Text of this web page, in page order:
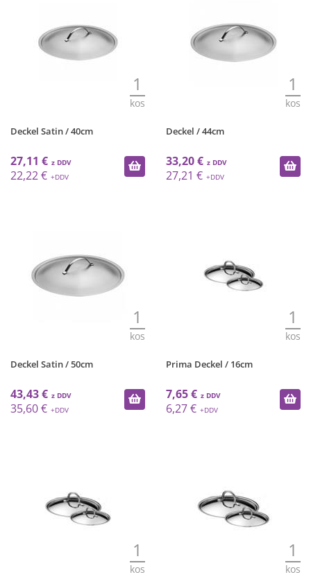
1
kos
Deckel Satin / 40cm
27,11 €
22,22 €
1
kos
Deckel / 44cm
33,20 €
27,21 €
1
kos
Deckel Satin / 50cm
43,43 €
35,60 €
1
kos
Prima Deckel / 16cm
7,65 €
6,27 €
1
kos
1
kos